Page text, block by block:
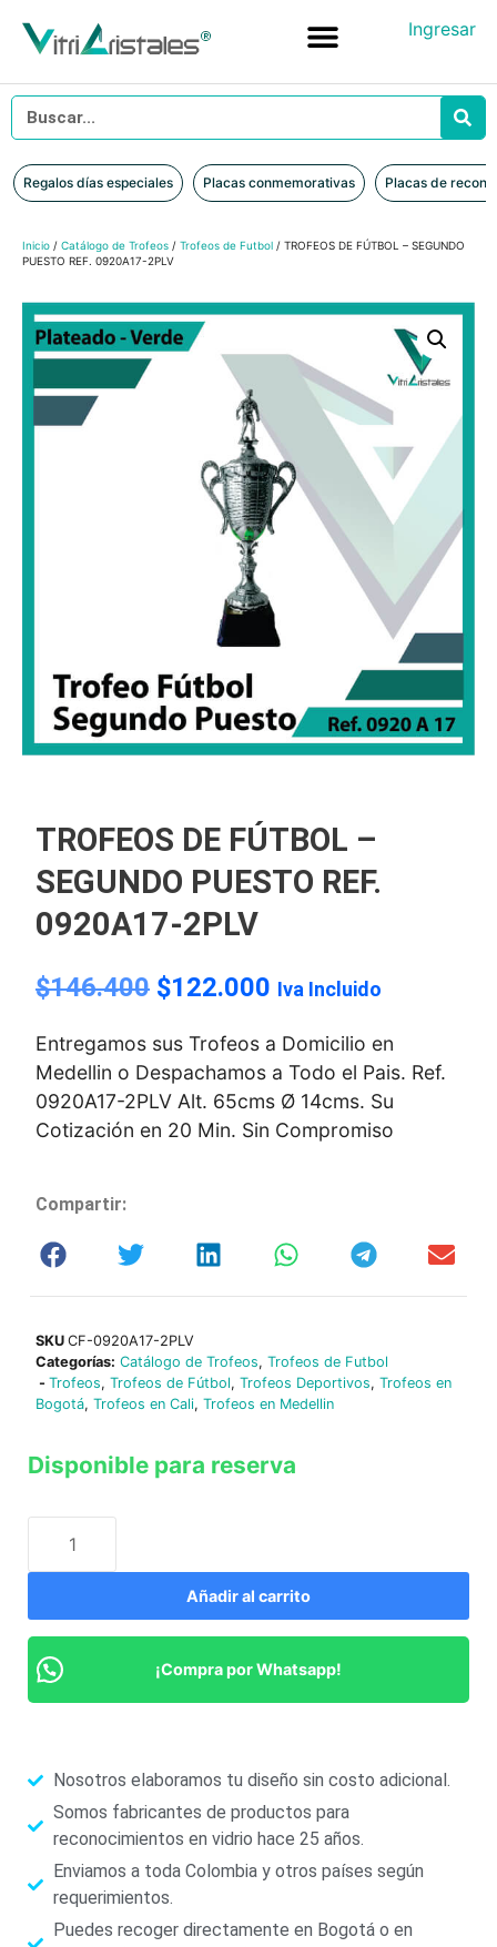
Ingresar
Regalos días especiales Placas conmemorativas Placas de
Inicio / Catálogo de Trofeos / Trofeos de Futbol / TROFEOS DE FÚTBOL – SEGUNDO
PUESTO REF. 0920A17-2PLV
TROFEOS DE FÚTBOL –
SEGUNDO PUESTO REF.
0920A17-2PLV
$146.400 $122.000 Iva Incluido
Entregamos sus Trofeos a Domicilio en
Medellin o Despachamos a Todo el Pais. Ref.
0920A17-2PLV Alt. 65cms Ø 14cms. Su
Cotización en 20 Min. Sin Compromiso
Compartir:
SKU CF-0920A17-2PLV
Categorías: Catálogo de Trofeos, Trofeos de Futbol
- Trofeos, Trofeos de Fútbol, Trofeos Deportivos, Trofeos en
Bogotá, Trofeos en Cali, Trofeos en Medellin
Disponible para reserva
Añadir al carrito
¡Compra por Whatsapp!
Nosotros elaboramos tu diseño sin costo adicional.
Somos fabricantes de productos para
reconocimientos en vidrio hace 25 años.
Enviamos a toda Colombia y otros países según
requerimientos.
Puedes recoger directamente en Bogotá o en